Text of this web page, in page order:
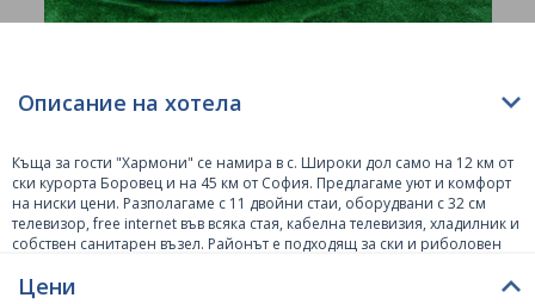
Описание на хотела
Къща за гости "Хармони" се намира в с. Широки дол само на 12 км от
ски курорта Боровец и на 45 км от София. Предлагаме уют и комфорт
на ниски цени. Разполагаме с 11 двойни стаи, оборудвани с 32 см
телевизор, free internet във всяка стая, кабелна телевизия, хладилник и
собствен санитарен възел. Районът е подходящ за ски и риболовен
напълно, за да осъществите Вашите фирмени или приятелски
Цени